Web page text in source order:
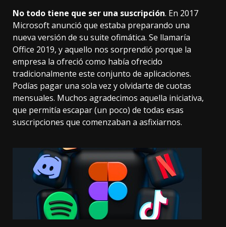
No todo tiene que ser una suscripción. En 2017
Microsoft anunció que estaba preparando una
nueva versión de su suite ofimática. Se llamaría
Office 2019, y aquello nos sorprendió porque la
empresa la ofreció como había ofrecido
tradicionalmente este conjunto de aplicaciones.
Podías pagar una sola vez y olvidarte de cuotas
mensuales. Muchos agradecimos aquella iniciativa,
que permitía escapar (un poco) de todas esas
suscripciones que comenzaban a asfixiarnos.